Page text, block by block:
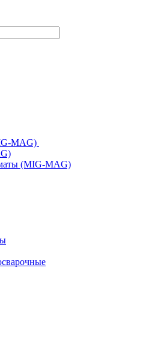
MAG)
(MIG-MAG)